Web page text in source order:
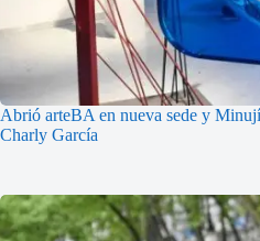
Abrió arteBA en nueva sede y
Charly García